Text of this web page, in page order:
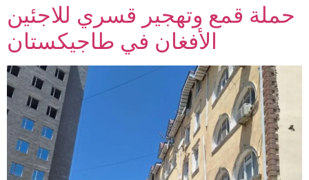
حملة قمع وتهجير قسري للاجئين
الأفغان في طاجيكستان